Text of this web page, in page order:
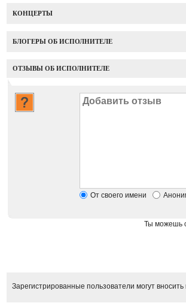
КОНЦЕРТЫ
БЛОГЕРЫ ОБ ИСПОЛНИТЕЛЕ
ОТЗЫВЫ ОБ ИСПОЛНИТЕЛЕ
От своего имени
Ты можешь
Зарегистрированные пользователи могут